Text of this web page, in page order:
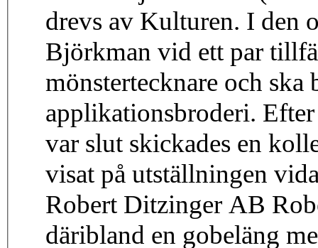
drevs av Kulturen. I den
Björkman vid ett par
mönstertecknare och ska
applikationsbroderi.
var slut skickades en
visat på utställningen
Robert Ditzinger AB
däribland en gobeläng